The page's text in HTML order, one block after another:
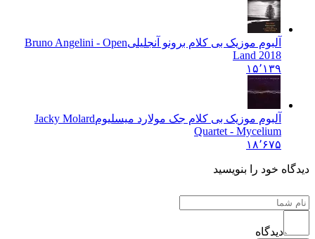
آلبوم موزیک بی کلام برونو آنجلیلیBruno Angelini - Open
Land 2018
۱۵٬۱۳۹
آلبوم موزیک بی کلام جک مولارد میسلیومJacky Molard
Quartet - Mycelium
۱۸٬۶۷۵
دیدگاه خود را بنویسید
دیدگاه